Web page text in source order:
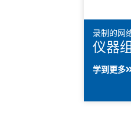
录制的网
仪器
学到更多